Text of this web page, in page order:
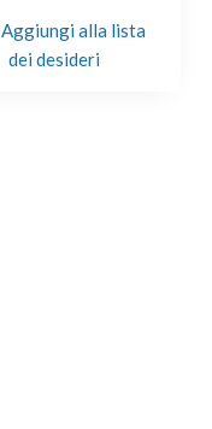
Aggiungi alla lista
dei desideri